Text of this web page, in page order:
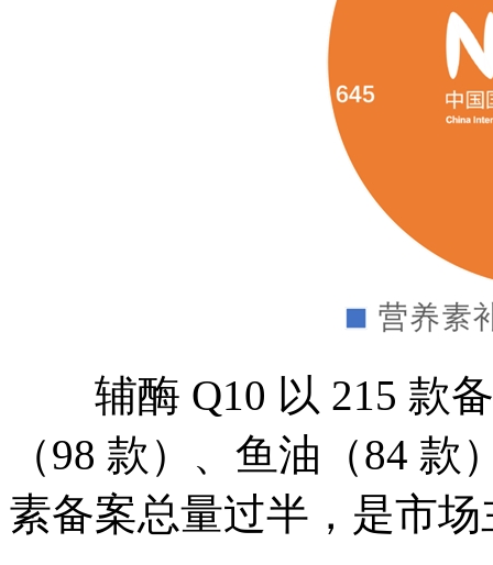
辅酶 Q10 以 215 款备
（98 款）、鱼油（84
素备案总量过半，是市